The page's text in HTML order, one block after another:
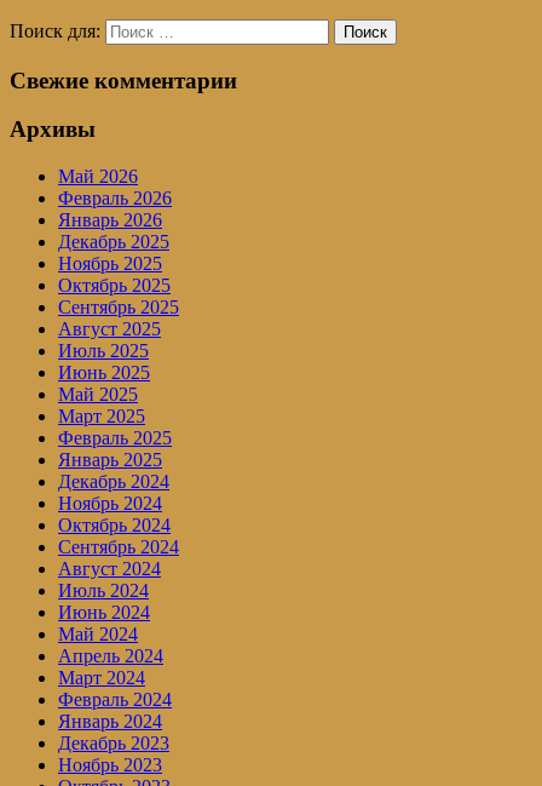
Поиск для: Поиск
Свежие комментарии
Архивы
Май 2026
Февраль 2026
Январь 2026
Декабрь 2025
Ноябрь 2025
Октябрь 2025
Сентябрь 2025
Август 2025
Июль 2025
Июнь 2025
Май 2025
Март 2025
Февраль 2025
Январь 2025
Декабрь 2024
Ноябрь 2024
Октябрь 2024
Сентябрь 2024
Август 2024
Июль 2024
Июнь 2024
Май 2024
Апрель 2024
Март 2024
Февраль 2024
Январь 2024
Декабрь 2023
Ноябрь 2023